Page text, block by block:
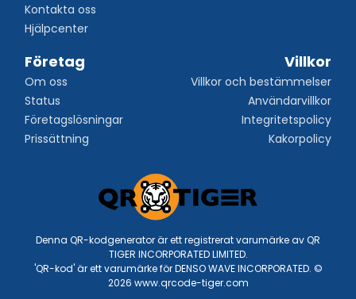
Kontakta oss
Hjälpcenter
Företag
Om oss
Status
Företagslösningar
Prissättning
Villkor
Villkor och bestämmelser
Användarvillkor
Integritetspolicy
Kakorpolicy
Denna QR-kodgenerator är ett registrerat varumärke av QR
TIGER INCORPORATED LIMITED.
'QR-kod' är ett varumärke för DENSO WAVE INCORPORATED. ©
2026 www.qrcode-tiger.com